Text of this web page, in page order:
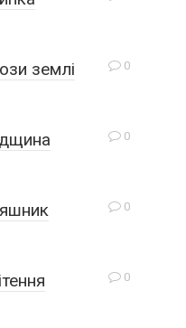
0
землі
0
0
0